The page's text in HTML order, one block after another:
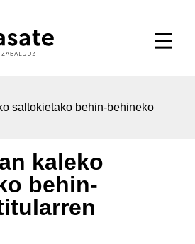
saltokietako behin-behineko
kaleko
behin-